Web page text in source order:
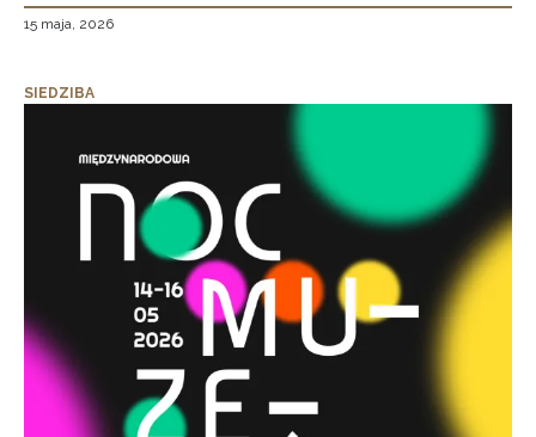
15 maja, 2026
SIEDZIBA